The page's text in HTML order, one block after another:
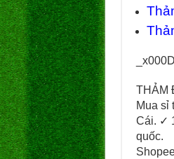
THẢM
Mua sỉ
Cái. ✓
quốc.